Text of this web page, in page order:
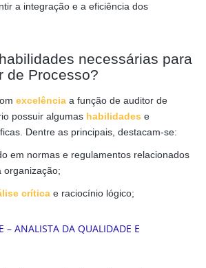
a integração e a eficiência dos
necessárias para
de Processo?
excelência a função de auditor de
possuir algumas habilidades e
Dentre as principais, destacam-se:
em normas e regulamentos relacionados
organização;
crítica e raciocínio lógico;